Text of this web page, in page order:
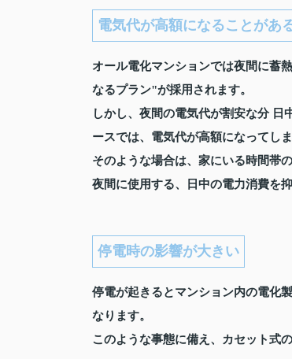
電気代が高額になることがあ
オール電化マンションでは夜間に蓄
なるプラン"が採用されます。
しかし、夜間の電気代が割安な分
ースでは、電気代が高額になってし
そのような場合は、家にいる時間帯
夜間に使用する、日中の電力消費を
停電時の影響が大きい
停電が起きるとマンション内の電化
なります。
このような事態に備え、カセット式